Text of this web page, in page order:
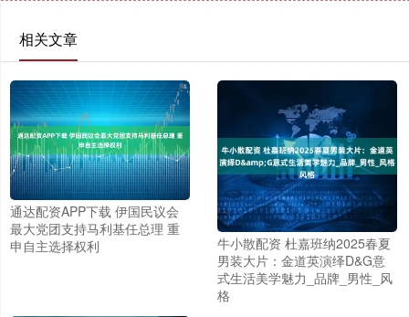
相关文章
通达配资APP下载 伊国民议会
最大党团支持马利基任总理 重
申自主选择权利
牛小散配资 杜嘉班纳2025春夏
男装大片：金道英演绎D&G意
式生活美学魅力_品牌_男性_风
格